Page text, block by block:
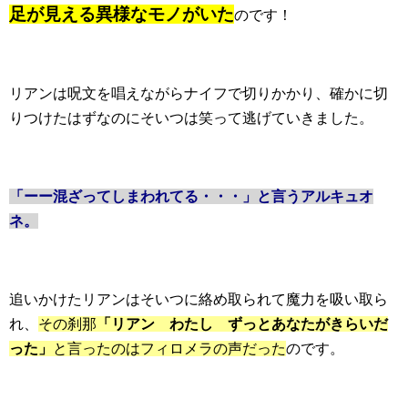
足が見える異様なモノがいたのです！
リアンは呪文を唱えながらナイフで切りかかり、確かに切
りつけたはずなのにそいつは笑って逃げていきました。
「ーー混ざってしまわれてる・・・」と言うアルキュオ
ネ。
追いかけたリアンはそいつに絡め取られて魔力を吸い取ら
れ、 その刹那 「リアン わたし ずっとあなたがきらいだ
った」 と言ったのはフィロメラの声だったのです。